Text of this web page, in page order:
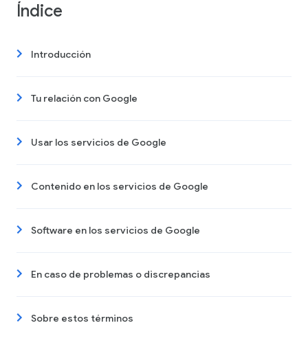
Índice
Introducción
Tu relación con Google
Usar los servicios de Google
Contenido en los servicios de Google
Software en los servicios de Google
En caso de problemas o discrepancias
Sobre estos términos